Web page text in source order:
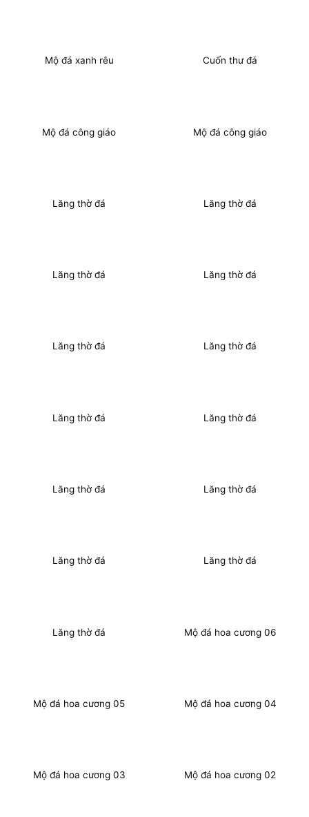
Mộ đá xanh rêu Cuốn thư đá
Mộ đá công giáo Mộ đá công giáo
Lăng thờ đá Lăng thờ đá
Lăng thờ đá Lăng thờ đá
Lăng thờ đá Lăng thờ đá
Lăng thờ đá Lăng thờ đá
Lăng thờ đá Lăng thờ đá
Lăng thờ đá Lăng thờ đá
Lăng thờ đá Mộ đá hoa cương 06
Mộ đá hoa cương 05 Mộ đá hoa cương 04
Mộ đá hoa cương 03 Mộ đá hoa cương 02